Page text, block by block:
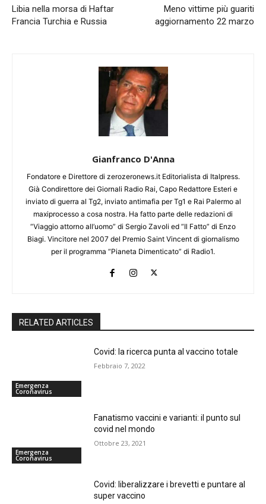
Libia nella morsa di Haftar
Francia Turchia e Russia
Meno vittime più guariti
aggiornamento 22 marzo
Gianfranco D'Anna
Fondatore e Direttore di zerozeronews.it Editorialista di Italpress.
Già Condirettore dei Giornali Radio Rai, Capo Redattore Esteri e
inviato di guerra al Tg2, inviato antimafia per Tg1 e Rai Palermo al
maxiprocesso a cosa nostra. Ha fatto parte delle redazioni di
“Viaggio attorno all’uomo” di Sergio Zavoli ed “Il Fatto” di Enzo
Biagi. Vincitore nel 2007 del Premio Saint Vincent di giornalismo
per il programma “Pianeta Dimenticato” di Radio1.
RELATED ARTICLES
Emergenza
Coronavirus
Covid: la ricerca punta al vaccino totale
Febbraio 7, 2022
Emergenza
Coronavirus
Fanatismo vaccini e varianti: il punto sul
covid nel mondo
Ottobre 23, 2021
Covid: liberalizzare i brevetti e puntare al
super vaccino